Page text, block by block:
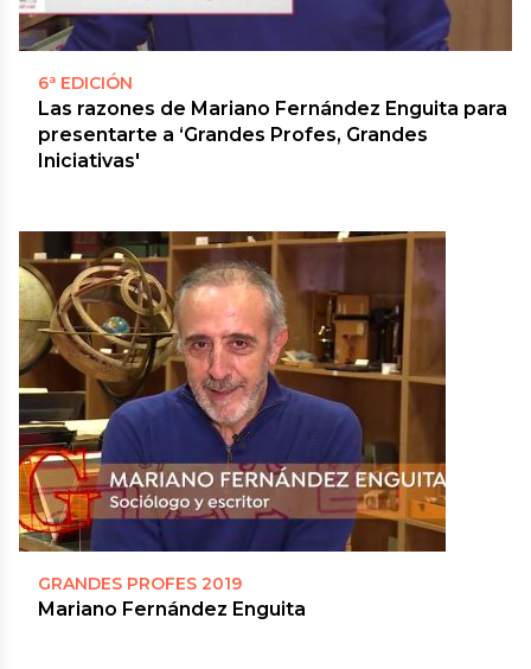
6ª EDICIÓN
Las razones de Mariano Fernández Enguita para
presentarte a ‘Grandes Profes, Grandes
Iniciativas'
GRANDES PROFES 2019
Mariano Fernández Enguita